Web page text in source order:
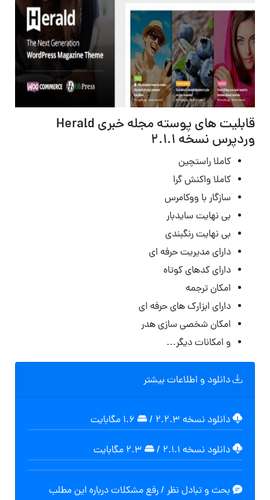
قابلیت های پوسته مجله خبری Herald
وردپرس نسخه 2.1.1
کاملا راستچین
کاملا واکنش گرا
سازگار با ووکامرس
بی نهایت سایدبار
بی نهایت رنگبندی
دارای مدیریت حرفه ای
دارای کدهای کوتاه
امکان ترجمه
دارای ابزارک های حرفه ای
امکان شخصی سازی هدر
و امکانات دیگر…
دانلود و اطلاعات بیشتر
دانلود نسخه ۲.۲.۳ /
دانلود نسخه ۲.۱.۱ /
بحث و تبادل نظر / رفع مشکلات درباره این مطلب